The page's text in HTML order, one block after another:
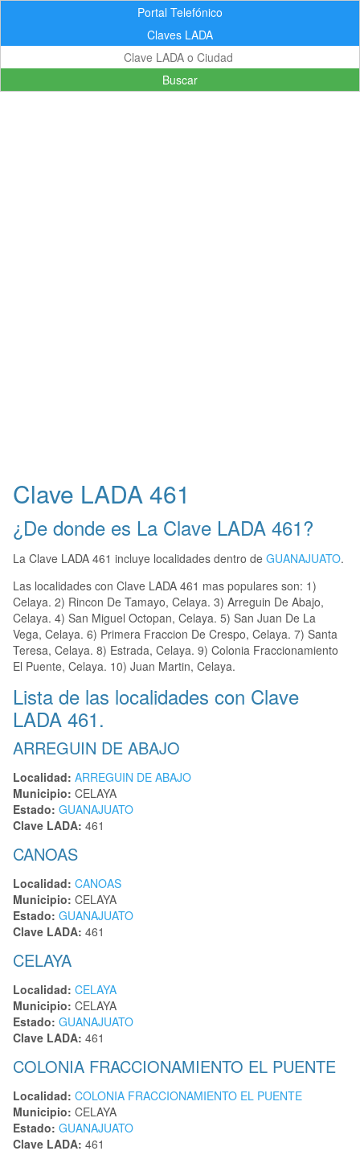
Portal Telefónico
Claves LADA
Buscar
Clave LADA 461
¿De donde es La Clave LADA 461?
La Clave LADA 461 incluye localidades dentro de GUANAJUATO.
Las localidades con Clave LADA 461 mas populares son: 1)
Celaya. 2) Rincon De Tamayo, Celaya. 3) Arreguin De Abajo,
Celaya. 4) San Miguel Octopan, Celaya. 5) San Juan De La
Vega, Celaya. 6) Primera Fraccion De Crespo, Celaya. 7) Santa
Teresa, Celaya. 8) Estrada, Celaya. 9) Colonia Fraccionamiento
El Puente, Celaya. 10) Juan Martin, Celaya.
Lista de las localidades con Clave
LADA 461.
ARREGUIN DE ABAJO
Localidad: ARREGUIN DE ABAJO
Municipio: CELAYA
Estado: GUANAJUATO
Clave LADA: 461
CANOAS
Localidad: CANOAS
Municipio: CELAYA
Estado: GUANAJUATO
Clave LADA: 461
CELAYA
Localidad: CELAYA
Municipio: CELAYA
Estado: GUANAJUATO
Clave LADA: 461
COLONIA FRACCIONAMIENTO EL PUENTE
Localidad: COLONIA FRACCIONAMIENTO EL PUENTE
Municipio: CELAYA
Estado: GUANAJUATO
Clave LADA: 461